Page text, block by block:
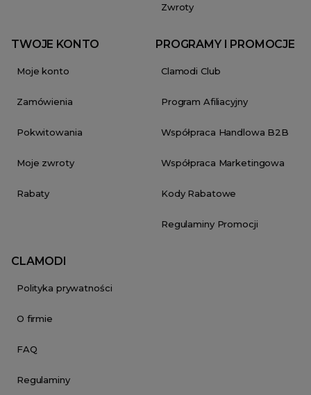
Zwroty
TWOJE KONTO
Moje konto
Zamówienia
Pokwitowania
Moje zwroty
Rabaty
PROGRAMY I PROMOCJE
Clamodi Club
Program Afiliacyjny
Współpraca Handlowa B2B
Współpraca Marketingowa
Kody Rabatowe
Regulaminy Promocji
CLAMODI
Polityka prywatności
O firmie
FAQ
Regulaminy